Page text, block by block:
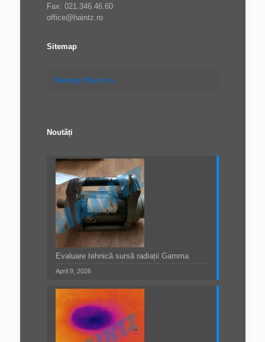
Fax: 021.346.46.60
office@haintz.ro
Sitemap
Sitemap Haintz.ro
Noutăți
Evaluare tehnică sursă radiații Gamma
April 9, 2026